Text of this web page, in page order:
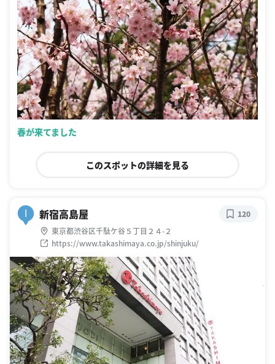
春が来てました
このスポットの詳細を見る
新宿高島屋
東京都渋谷区千駄ケ谷５丁目２４-２
https://www.takashimaya.co.jp/shinjuku/
120